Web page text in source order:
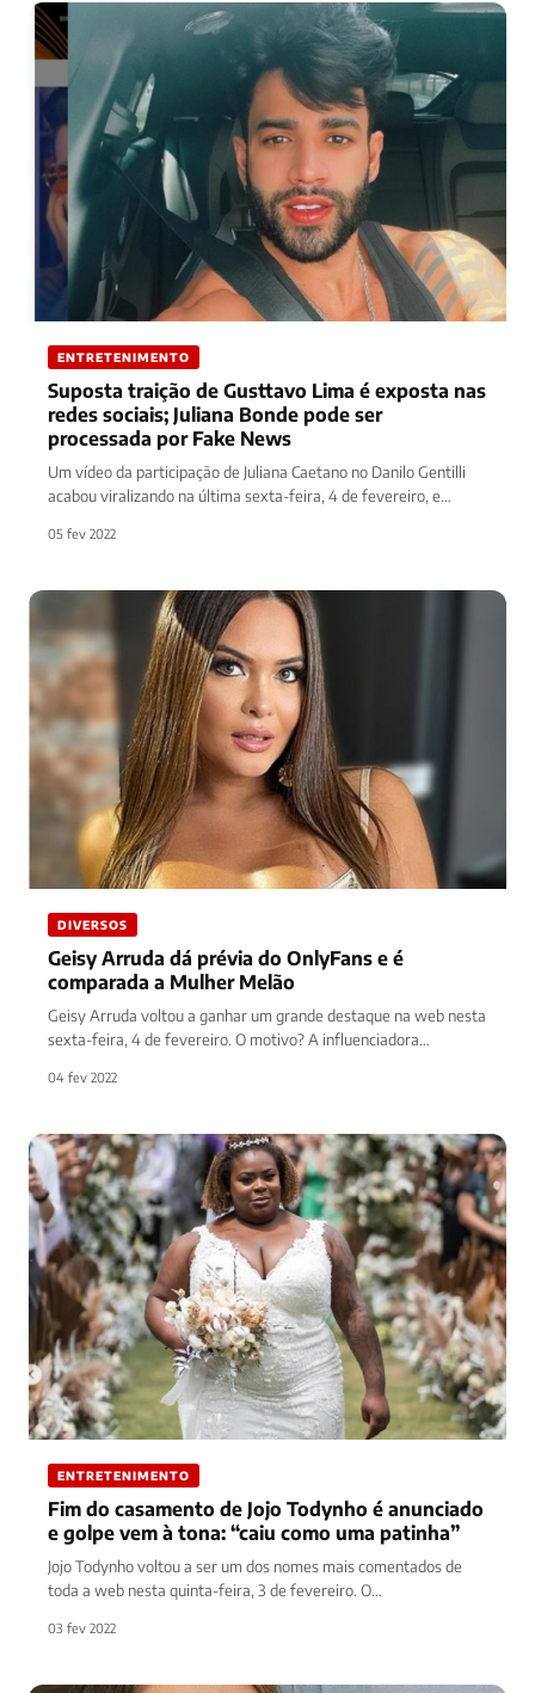
ENTRETENIMENTO
Suposta traição de Gusttavo Lima é exposta nas
redes sociais; Juliana Bonde pode ser
processada por Fake News
Um vídeo da participação de Juliana Caetano no Danilo Gentilli
acabou viralizando na última sexta-feira, 4 de fevereiro, e
05 fev 2022
DIVERSOS
Geisy Arruda dá prévia do OnlyFans e é
comparada a Mulher Melão
Geisy Arruda voltou a ganhar um grande destaque na web nesta
sexta-feira, 4 de fevereiro. O motivo? A influenciadora
04 fev 2022
ENTRETENIMENTO
Fim do casamento de Jojo Todynho é anunciado
e golpe vem à tona: “caiu como uma patinha”
Jojo Todynho voltou a ser um dos nomes mais comentados de
toda a web nesta quinta-feira, 3 de fevereiro. O…
03 fev 2022